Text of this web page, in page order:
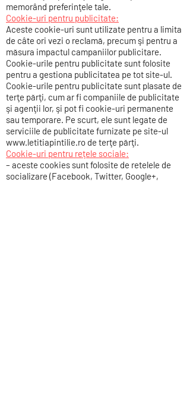
memorând preferinţele tale.
Cookie-uri pentru publicitate:
Aceste cookie-uri sunt utilizate pentru a limita
de câte ori vezi o reclamă, precum şi pentru a
măsura impactul campaniilor publicitare.
Cookie-urile pentru publicitate sunt folosite
pentru a gestiona publicitatea pe tot site-ul.
Cookie-urile pentru publicitate sunt plasate de
terţe părţi, cum ar fi companiile de publicitate
şi agenţii lor, şi pot fi cookie-uri permanente
sau temporare. Pe scurt, ele sunt legate de
serviciile de publicitate furnizate pe site-ul
www.letitiapintilie.ro de terţe părţi.
Cookie-uri pentru reţele sociale:
– aceste cookies sunt folosite de retelele de
socializare (Facebook, Twitter, Google+,